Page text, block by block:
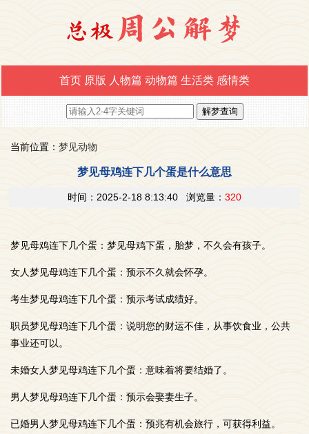
首页 原版 人物篇 动物篇 生活类 感情类
当前位置： 梦见动物
梦见母鸡连下几个蛋是什么意思
时间：2025-2-18 8:13:40 浏览量： 320
梦见母鸡连下几个蛋：梦见母鸡下蛋，胎梦，不久会有孩子。
女人梦见母鸡连下几个蛋：预示不久就会怀孕。
考生梦见母鸡连下几个蛋：预示考试成绩好。
职员梦见母鸡连下几个蛋：说明您的财运不佳，从事饮食业，公共
事业还可以。
未婚女人梦见母鸡连下几个蛋：意味着将要结婚了。
男人梦见母鸡连下几个蛋：预示会娶妻生子。
已婚男人梦见母鸡连下几个蛋：预兆有机会旅行，可获得利益。